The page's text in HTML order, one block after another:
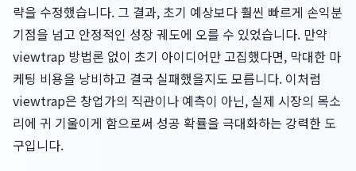
략을 수정했습니다. 그 결과, 초기 예상보다 훨씬 빠르게 손익분
기점을 넘고 안정적인 성장 궤도에 오를 수 있었습니다. 만약
viewtrap 방법론 없이 초기 아이디어만 고집했다면, 막대한 마
케팅 비용을 낭비하고 결국 실패했을지도 모릅니다. 이처럼
viewtrap은 창업가의 직관이나 예측이 아닌, 실제 시장의 목소
리에 귀 기울이게 함으로써 성공 확률을 극대화하는 강력한 도
구입니다.